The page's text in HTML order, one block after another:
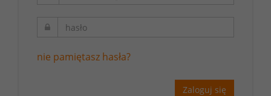
nie pamiętasz hasła?
Zaloguj się